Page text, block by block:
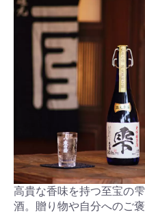
高貴な香味を持つ至宝の雫
酒。贈り物や自分へのご褒